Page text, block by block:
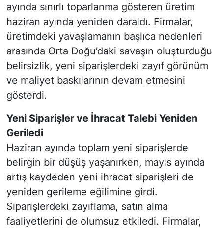
ayında sınırlı toparlanma gösteren üretim
haziran ayında yeniden daraldı. Firmalar,
üretimdeki yavaşlamanın başlıca nedenleri
arasında Orta Doğu’daki savaşın oluşturduğu
belirsizlik, yeni siparişlerdeki zayıf görünüm
ve maliyet baskılarının devam etmesini
gösterdi.
Yeni Siparişler ve İhracat Talebi Yeniden
Geriledi
Haziran ayında toplam yeni siparişlerde
belirgin bir düşüş yaşanırken, mayıs ayında
artış kaydeden yeni ihracat siparişleri de
yeniden gerileme eğilimine girdi.
Siparişlerdeki zayıflama, satın alma
faaliyetlerini de olumsuz etkiledi. Firmalar,